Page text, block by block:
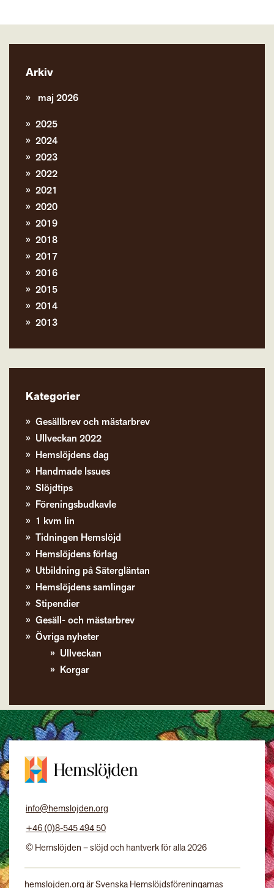
Arkiv
maj 2026
2025
2024
2023
2022
2021
2020
2019
2018
2017
2016
2015
2014
2013
Kategorier
Gesällbrev och mästarbrev
Ullveckan 2022
Hemslöjdens dag
Handmade Issues
Slöjdtips
Föreningsbudkavle
1 kvm lin
Tidningen Hemslöjd
Hemslöjdens förlag
Utbildning på Sätergläntan
Hemslöjdens samlingar
Stipendier
Gesäll- och mästarbrev
Övriga nyheter
Ullveckan
Korgar
info@hemslojden.org
+46 (0)8-545 494 50
© Hemslöjden – slöjd och hantverk för alla 2026
hemslojden.org är Svenska Hemslöjdsföreningarnas